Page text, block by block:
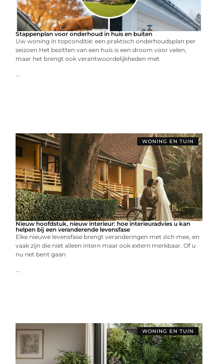
Stappenplan voor onderhoud in huis en buiten
Uw woning in topconditie: een praktisch onderhoudsplan per
seizoen Het bezitten van een huis is een droom voor velen,
maar het brengt ook verantwoordelijkheden met
...
WONING EN TUIN
Nieuw hoofdstuk, nieuw interieur: hoe interieuradvies u kan
helpen bij een veranderende levensfase
Elke nieuwe levensfase brengt veranderingen met zich mee, en
vaak zijn die niet alleen intern maar ook extern merkbaar. Of u
nu net bent gaan
...
WONING EN TUIN